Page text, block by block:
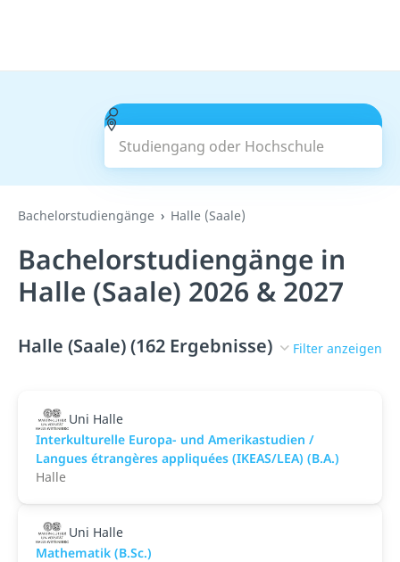
Studiengang oder Hochschule
Suchen
Bachelorstudiengänge Halle (Saale)
Bachelorstudiengänge in
Halle (Saale) 2026 & 2027
Halle (Saale) (162 Ergebnisse) Filter anzeigen
Uni Halle
Interkulturelle Europa- und Amerikastudien /
Langues étrangères appliquées (IKEAS/LEA) (B.A.)
Halle
Uni Halle
Mathematik (B.Sc.)